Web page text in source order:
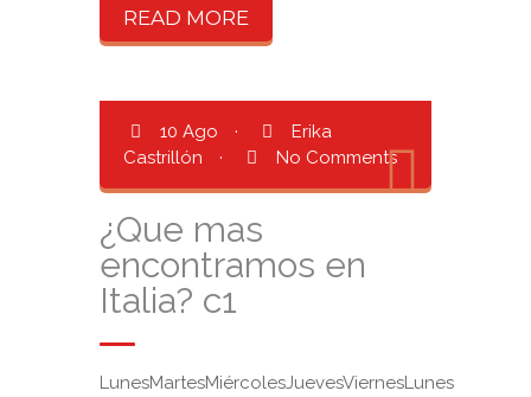
READ MORE
10 Ago ·
Erika
Castrillón
· No Comments
¿Que mas
encontramos en
Italia? c1
LunesMartesMiércolesJuevesViernesLunes